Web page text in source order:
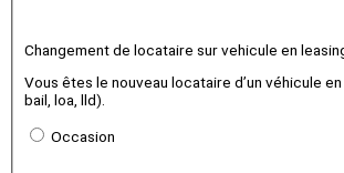
Changement de locataire sur vehicule en
Vous êtes le nouveau locataire d’un véhicule
bail, loa, lld).
Occasion